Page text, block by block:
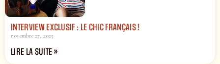
INTERVIEW EXCLUSIF : LE CHIC FRANÇAIS !
novembre 27, 2025
LIRE LA SUITE »